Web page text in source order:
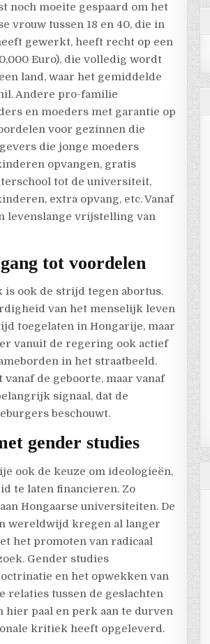
noch moeite gespaard om het
vrouw tussen 18 en 40, die in
gewerkt, heeft recht op een
Euro), die volledig wordt
land, waar het gemiddelde
Andere pro-familie
en moeders met garantie op
voor gezinnen die
die jonge moeders
opvangen, gratis
tot de universiteit,
extra opvang, etc. Vanaf
levenslange vrijstelling van
tot voordelen
is ook de strijd tegen abortus.
van het menselijk leven
toegelaten in Hongarije, maar
vanuit de regering ook actief
in het straatbeeld.
de geboorte, maar vanaf
signaal, dat de
beschouwt.
gender studies
ook de keuze om ideologieën,
te laten financieren. Zo
Hongaarse universiteiten. De
wereldwijd kregen al langer
het promoten van radicaal
Gender studies
en het opwekken van
tussen de geslachten
hier paal en perk aan te durven
kritiek heeft opgeleverd.